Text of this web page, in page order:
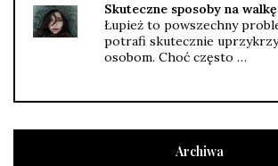
Skuteczne sposoby na
Łupież to powszechny
potrafi skutecznie
osobom. Choć często …
Archiwa